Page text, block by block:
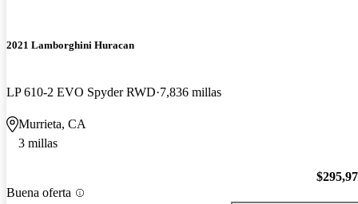
2021 Lamborghini Huracan
LP 610-2 EVO Spyder RWD 7,836 millas
Murrieta, CA
3 millas
Buena oferta